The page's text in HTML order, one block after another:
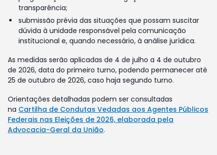
transparência;
submissão prévia das situações que possam suscitar
dúvida à unidade responsável pela comunicação
institucional e, quando necessário, à análise jurídica.
As medidas serão aplicadas de 4 de julho a 4 de outubro
de 2026, data do primeiro turno, podendo permanecer até
25 de outubro de 2026, caso haja segundo turno.
Orientações detalhadas podem ser consultadas
na Cartilha de Condutas Vedadas aos Agentes Públicos
Federais nas Eleições de 2026, elaborada pela
Advocacia-Geral da União.